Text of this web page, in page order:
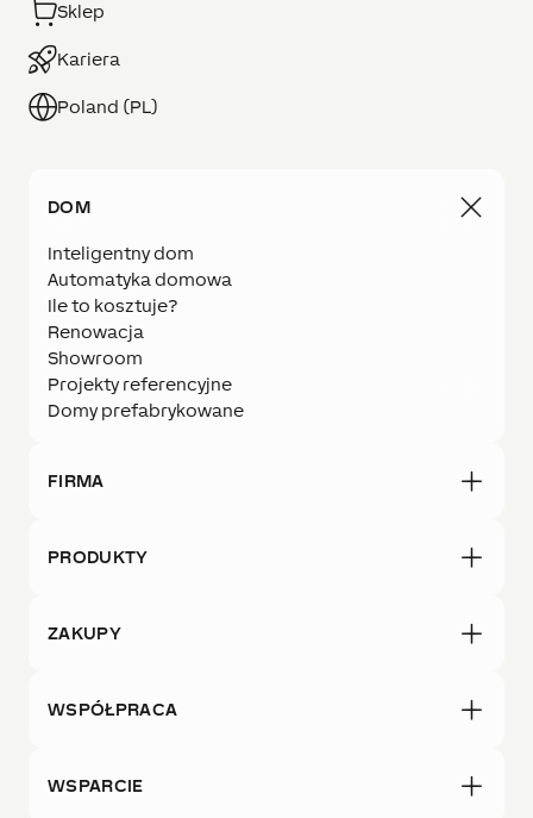
Sklep
Kariera
Poland (PL)
DOM
Inteligentny dom
Automatyka domowa
Ile to kosztuje?
Renowacja
Showroom
Projekty referencyjne
Domy prefabrykowane
FIRMA
PRODUKTY
ZAKUPY
WSPÓŁPRACA
WSPARCIE